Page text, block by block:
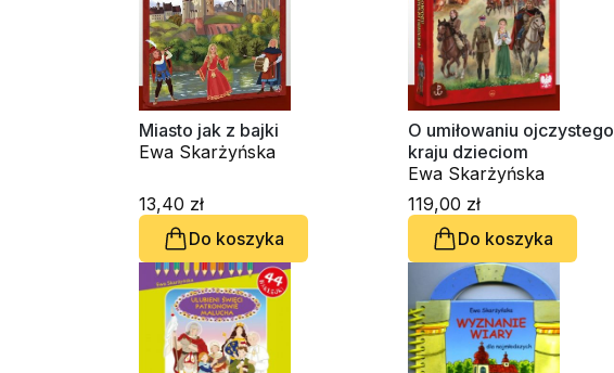
Miasto jak z bajki
Ewa Skarżyńska
13,40 zł
Do koszyka
O umiłowaniu ojczystego
kraju dzieciom
Ewa Skarżyńska
119,00 zł
Do koszyka